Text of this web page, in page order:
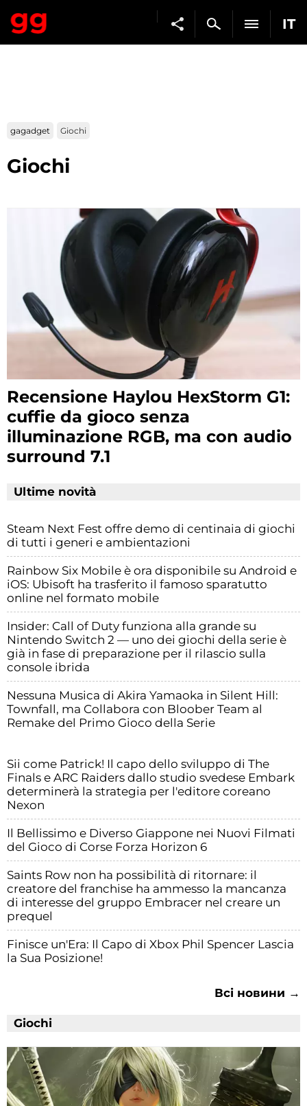
IT
gagadget Giochi
Giochi
Recensione Haylou HexStorm G1:
cuffie da gioco senza
illuminazione RGB, ma con audio
surround 7.1
Ultime novità
Steam Next Fest offre demo di centinaia di giochi
di tutti i generi e ambientazioni
Rainbow Six Mobile è ora disponibile su Android e
iOS: Ubisoft ha trasferito il famoso sparatutto
online nel formato mobile
Insider: Call of Duty funziona alla grande su
Nintendo Switch 2 — uno dei giochi della serie è
già in fase di preparazione per il rilascio sulla
console ibrida
Nessuna Musica di Akira Yamaoka in Silent Hill:
Townfall, ma Collabora con Bloober Team al
Remake del Primo Gioco della Serie
Sii come Patrick! Il capo dello sviluppo di The
Finals e ARC Raiders dallo studio svedese Embark
determinerà la strategia per l'editore coreano
Nexon
Il Bellissimo e Diverso Giappone nei Nuovi Filmati
del Gioco di Corse Forza Horizon 6
Saints Row non ha possibilità di ritornare: il
creatore del franchise ha ammesso la mancanza
di interesse del gruppo Embracer nel creare un
prequel
Finisce un'Era: Il Capo di Xbox Phil Spencer Lascia
la Sua Posizione!
Всі новини →
Giochi